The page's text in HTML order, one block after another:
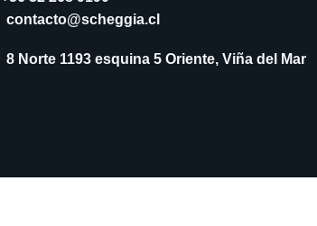
contacto@scheggia.cl
8 Norte 1193 esquina 5 Oriente, Viña del Mar